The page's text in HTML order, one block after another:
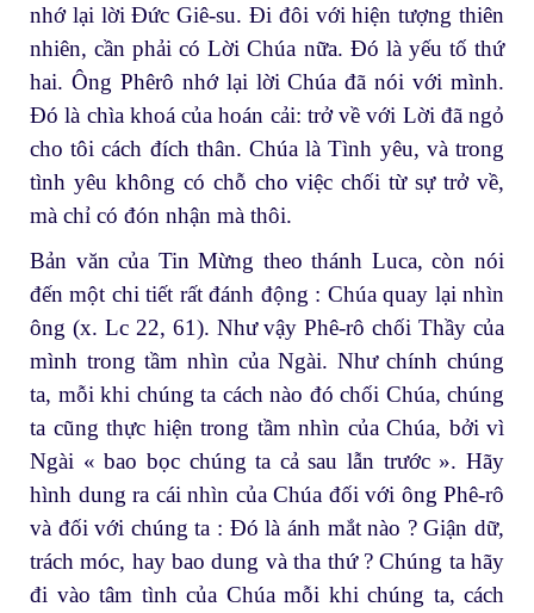
nhớ lại lời Đức Giê-su. Đi đôi với hiện tượng thiên
nhiên, cần phải có Lời Chúa nữa. Đó là yếu tố thứ
hai. Ông Phêrô nhớ lại lời Chúa đã nói với mình.
Đó là chìa khoá của hoán cải: trở về với Lời đã ngỏ
cho tôi cách đích thân. Chúa là Tình yêu, và trong
tình yêu không có chỗ cho việc chối từ sự trở về,
mà chỉ có đón nhận mà thôi.
Bản văn của Tin Mừng theo thánh Luca, còn nói
đến một chi tiết rất đánh động : Chúa quay lại nhìn
ông (x. Lc 22, 61). Như vậy Phê-rô chối Thầy của
mình trong tầm nhìn của Ngài. Như chính chúng
ta, mỗi khi chúng ta cách nào đó chối Chúa, chúng
ta cũng thực hiện trong tầm nhìn của Chúa, bởi vì
Ngài « bao bọc chúng ta cả sau lẫn trước ». Hãy
hình dung ra cái nhìn của Chúa đối với ông Phê-rô
và đối với chúng ta : Đó là ánh mắt nào ? Giận dữ,
trách móc, hay bao dung và tha thứ ? Chúng ta hãy
đi vào tâm tình của Chúa mỗi khi chúng ta, cách